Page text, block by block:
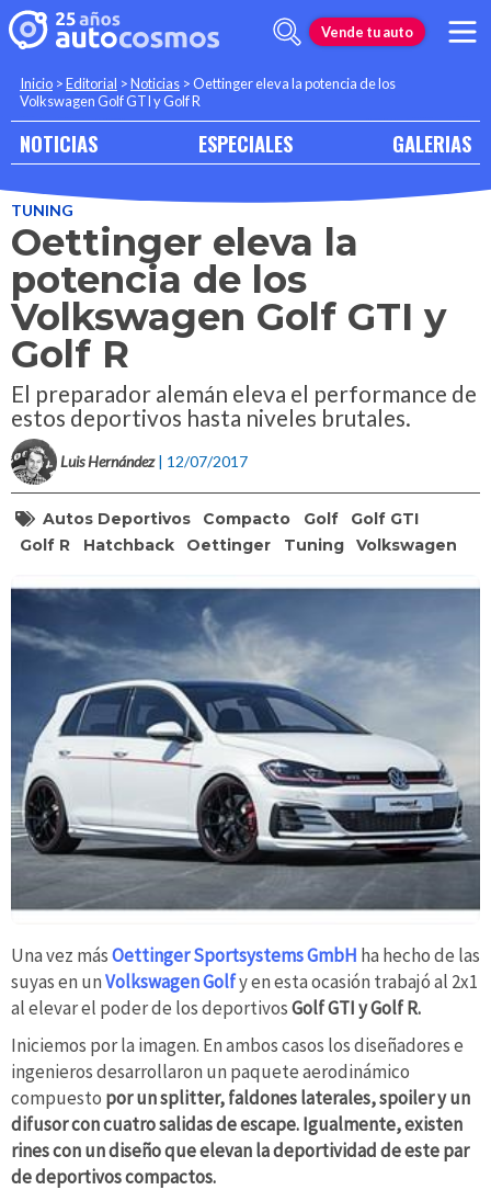
Vende tu auto
Inicio >Editorial >Noticias >Oettinger eleva la potencia de los
Volkswagen Golf GTI y Golf R
NOTICIAS ESPECIALES GALERIAS
TUNING
Oettinger eleva la
potencia de los
Volkswagen Golf GTI y
Golf R
El preparador alemán eleva el performance de
estos deportivos hasta niveles brutales.
Luis Hernández | 12/07/2017
Autos Deportivos Compacto Golf
Golf GTI
Golf R
Hatchback Oettinger Tuning Volkswagen
Una vez másOettinger Sportsystems GmbH ha hecho de las
suyas en unVolkswagen Golfy en esta ocasión trabajó al 2x1
al elevar el poder de los deportivosGolf GTI y Golf R.
Iniciemos por la imagen. En ambos casos los diseñadores e
ingenieros desarrollaron un paquete aerodinámico
compuesto por un splitter, faldones laterales, spoiler y un
difusor con cuatro salidas de escape. Igualmente, existen
rines con un diseño que elevan la deportividad de este par
de deportivos compactos.